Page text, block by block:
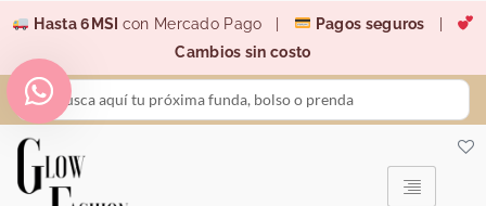
contenido
Hasta 6MSI con Mercado Pago | Pagos seguros
Cambios sin costo
Search
...